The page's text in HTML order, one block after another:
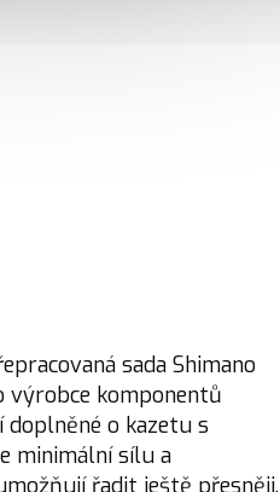
sada Shimano
výrobce komponentů
doplněné o kazetu s
minimální sílu a
řadit ještě přesněji.